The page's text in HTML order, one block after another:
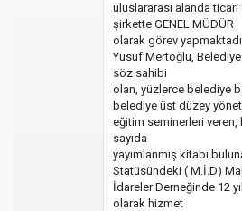
uluslararası alanda
şirkette GENEL MÜDÜR
olarak görev
Yusuf Mertoğlu,
söz sahibi
olan, yüzlerce belediye
belediye üst düzey
eğitim seminerleri
sayıda
yayımlanmış kitabı
Statüsündeki ( M.İ.D)
İdareler Derneğinde 12
olarak hizmet